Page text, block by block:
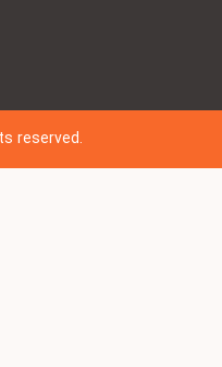
reserved.